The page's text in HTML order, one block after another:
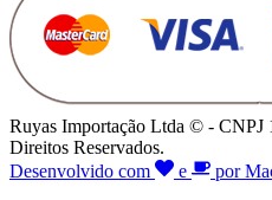
Ruyas Importação Ltda © - CNPJ
Direitos Reservados.
Desenvolvido com
e por